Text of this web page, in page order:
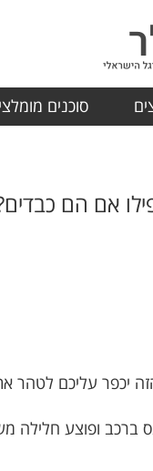
סוכנים
אם הם
יכפר עליכם לטהר
ברכב ופוצע